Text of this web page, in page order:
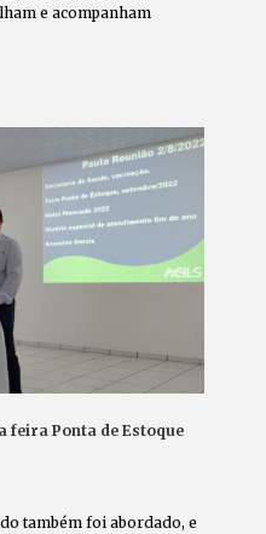
e acompanham
feira Ponta de Estoque
também foi abordado, e